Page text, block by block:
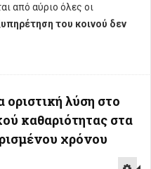
από αύριο όλες οι
του κοινού δεν
λύση στο
καθαριότητας στα
χρόνου